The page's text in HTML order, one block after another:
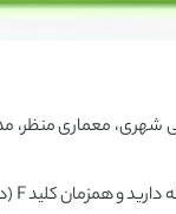
شهری، معماری منظر،